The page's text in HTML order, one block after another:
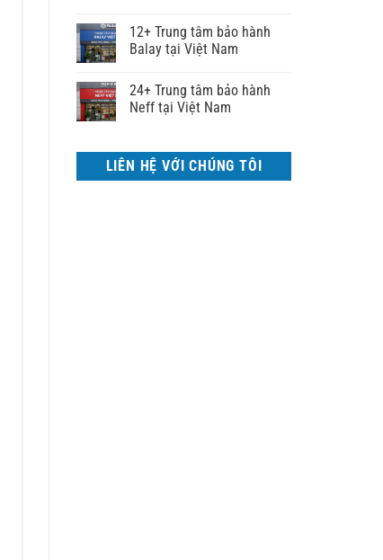
12+ Trung tâm bảo hành
Balay tại Việt Nam
24+ Trung tâm bảo hành
Neff tại Việt Nam
LIÊN HỆ VỚI CHÚNG TÔI